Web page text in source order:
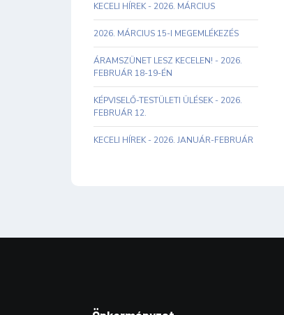
KECELI HÍREK - 2026. MÁRCIUS
2026. MÁRCIUS 15-I MEGEMLÉKEZÉS
ÁRAMSZÜNET LESZ KECELEN! - 2026.
FEBRUÁR 18-19-ÉN
KÉPVISELŐ-TESTÜLETI ÜLÉSEK - 2026.
FEBRUÁR 12.
KECELI HÍREK - 2026. JANUÁR-FEBRUÁR